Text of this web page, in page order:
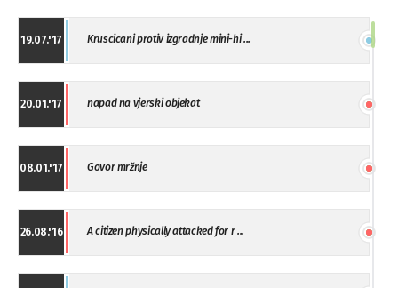
19.07.'17 Kruscicani protiv izgradnje mini-hi ...
20.01.'17 napad na vjerski objekat
08.01.'17 Govor mržnje
26.08.'16 A citizen physically attacked for r ...